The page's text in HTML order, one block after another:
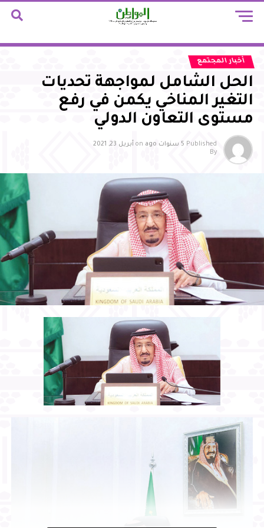
أخبار المجتمع
الحل الشامل لمواجهة تحديات
التغير المناخي يكمن في رفع
مستوى التعاون الدولي
Published 5 سنوات ago on أبريل 23, 2021
By